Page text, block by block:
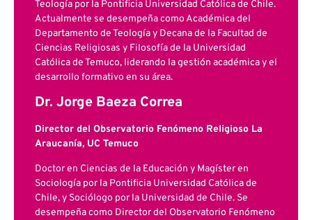
Teología por la Pontificia Universidad Católica de Chile.
Actualmente se desempeña como Académica del
Departamento de Teología y Decana de la Facultad de
Ciencias Religiosas y Filosofía de la Universidad
Católica de Temuco, liderando la gestión académica y el
desarrollo formativo en su área.
Dr. Jorge Baeza Correa
Director del Observatorio Fenómeno Religioso La
Araucanía, UC Temuco
Doctor en Ciencias de la Educación y Magíster en
Sociología por la Pontificia Universidad Católica de
Chile, y Sociólogo por la Universidad de Chile. Se
desempeña como Director del Observatorio Fenómeno